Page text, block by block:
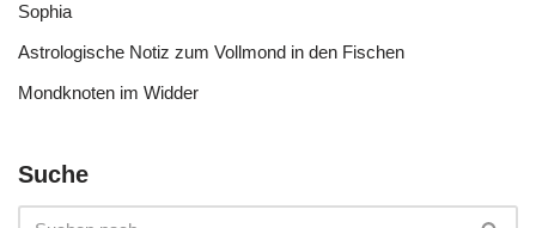
Sophia
Astrologische Notiz zum Vollmond in den Fischen
Mondknoten im Widder
Suche